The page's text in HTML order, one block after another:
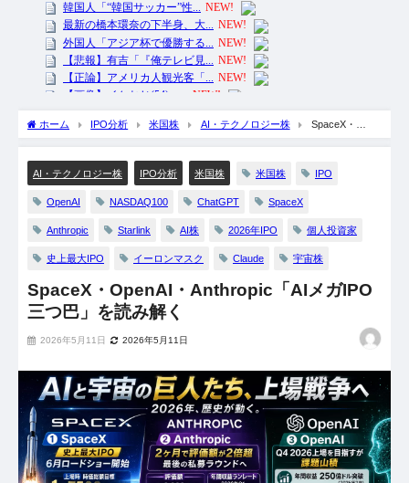
ホーム IPO分析 米国株 AI・テクノロジー株
SpaceX・
AI・テクノロジー株 IPO分析 米国株 米国株 IPO
OpenAI NASDAQ100 ChatGPT SpaceX
Anthropic Starlink AI株 2026年IPO 個人投資家
史上最大IPO イーロンマスク Claude 宇宙株
SpaceX・OpenAI・Anthropic「AIメガIPO
三つ巴」を読み解く
2026年5月11日 2026年5月11日